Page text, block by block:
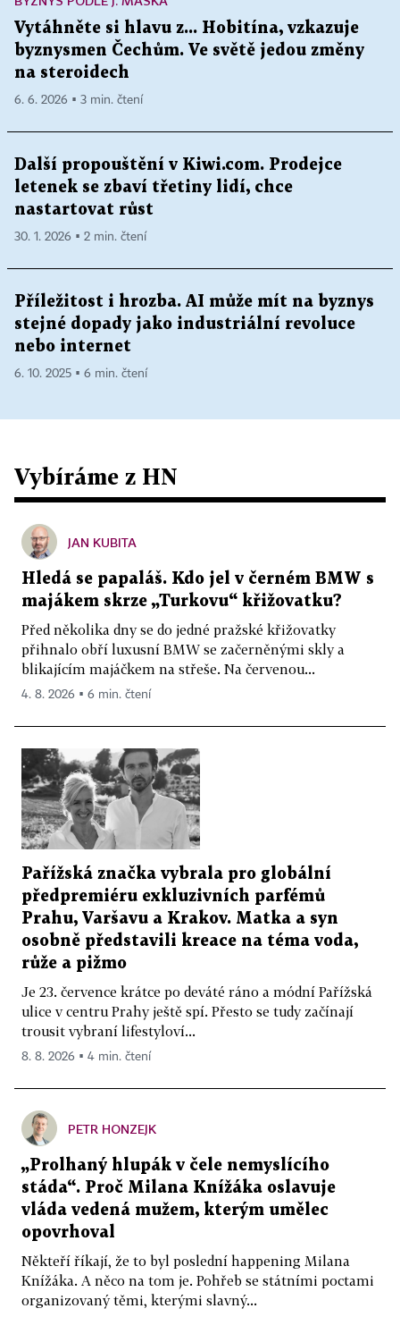
Vytáhněte si hlavu z... Hobitína, vzkazuje
byznysmen Čechům. Ve světě jedou změny
na steroidech
6. 6. 2026 ▪ 3 min. čtení
Další propouštění v Kiwi.com. Prodejce
letenek se zbaví třetiny lidí, chce
nastartovat růst
30. 1. 2026 ▪ 2 min. čtení
Příležitost i hrozba. AI může mít na byznys
stejné dopady jako industriální revoluce
nebo internet
6. 10. 2025 ▪ 6 min. čtení
Vybíráme z HN
JAN KUBITA
Hledá se papaláš. Kdo jel v černém BMW s
majákem skrze „Turkovu“ křižovatku?
Před několika dny se do jedné pražské křižovatky
přihnalo obří luxusní BMW se začerněnými skly a
blikajícím majáčkem na střeše. Na červenou...
4. 8. 2026 ▪ 6 min. čtení
Pařížská značka vybrala pro globální
předpremiéru exkluzivních parfémů
Prahu, Varšavu a Krakov. Matka a syn
osobně představili kreace na téma voda,
růže a pižmo
Je 23. července krátce po deváté ráno a módní Pařížská
ulice v centru Prahy ještě spí. Přesto se tudy začínají
trousit vybraní lifestyloví...
8. 8. 2026 ▪ 4 min. čtení
PETR HONZEJK
„Prolhaný hlupák v čele nemyslícího
stáda“. Proč Milana Knížáka oslavuje
vláda vedená mužem, kterým umělec
opovrhoval
Někteří říkají, že to byl poslední happening Milana
Knížáka. A něco na tom je. Pohřeb se státními poctami
organizovaný těmi, kterými slavný...